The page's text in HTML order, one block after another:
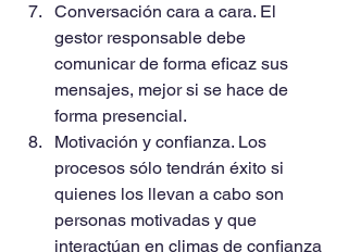
Conversación cara a cara. El
gestor responsable debe
comunicar de forma eficaz sus
mensajes, mejor si se hace de
forma presencial.
Motivación y confianza. Los
procesos sólo tendrán éxito si
quienes los llevan a cabo son
personas motivadas y que
interactúan en climas de confianza